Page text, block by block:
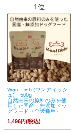
1位
Wan! Dish (ワンディッシ
ュ) 500g
自然由来の原料のみを使
用した国産・無添加ドッ
グフード〈全犬種用〉
1,496円(税込)